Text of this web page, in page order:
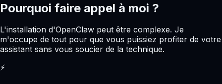
Pourquoi faire appel à moi ?
L'installation d'OpenClaw peut être complexe. Je
m'occupe de tout pour que vous puissiez profiter de votre
assistant sans vous soucier de la technique.
⚡